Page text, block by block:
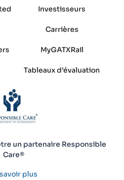
Investisseurs
Carrières
MyGATXRail
Tableaux d’évaluation
un partenaire Responsible
Care®
plus